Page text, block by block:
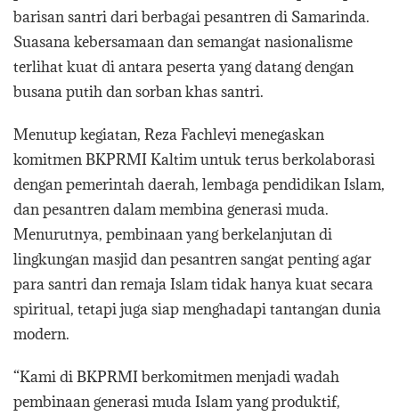
barisan santri dari berbagai pesantren di Samarinda.
Suasana kebersamaan dan semangat nasionalisme
terlihat kuat di antara peserta yang datang dengan
busana putih dan sorban khas santri.
Menutup kegiatan, Reza Fachlevi menegaskan
komitmen BKPRMI Kaltim untuk terus berkolaborasi
dengan pemerintah daerah, lembaga pendidikan Islam,
dan pesantren dalam membina generasi muda.
Menurutnya, pembinaan yang berkelanjutan di
lingkungan masjid dan pesantren sangat penting agar
para santri dan remaja Islam tidak hanya kuat secara
spiritual, tetapi juga siap menghadapi tantangan dunia
modern.
“Kami di BKPRMI berkomitmen menjadi wadah
pembinaan generasi muda Islam yang produktif,